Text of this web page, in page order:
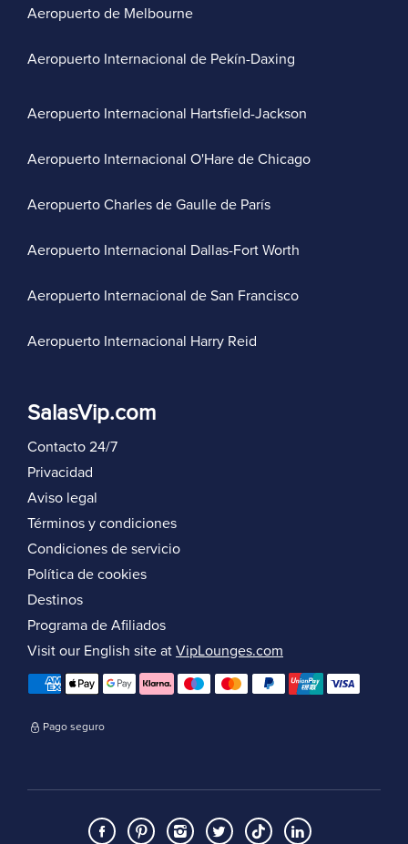
Aeropuerto de Melbourne
Aeropuerto Internacional de Pekín-Daxing
Aeropuerto Internacional Hartsfield-Jackson
Aeropuerto Internacional O'Hare de Chicago
Aeropuerto Charles de Gaulle de París
Aeropuerto Internacional Dallas-Fort Worth
Aeropuerto Internacional de San Francisco
Aeropuerto Internacional Harry Reid
SalasVip.com
Contacto 24/7
Privacidad
Aviso legal
Términos y condiciones
Condiciones de servicio
Política de cookies
Destinos
Programa de Afiliados
Visit our English site at VipLounges.com
Pago seguro